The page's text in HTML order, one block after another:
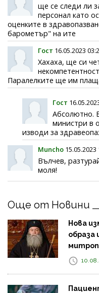
ще се следи ли
персонал като
оценките в
барометър" на ите
Гост 16.05.2023
Хахаха, ще си
Паралелките ще им
Гост
Абсолютно.
министри в
изводи за
Muncho 15.05.2023
Вълчев,
моля!
Още от Новини
Нова
образа